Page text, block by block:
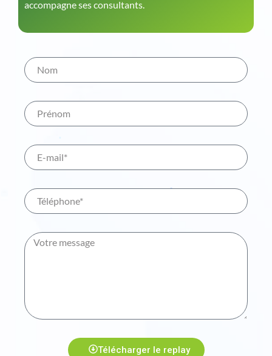
accompagne ses consultants.
Télécharger le replay